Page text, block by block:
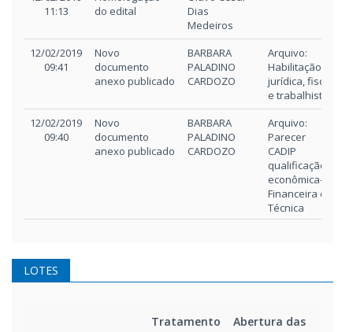
Hora
alteração
11:13
do edital
Dias
Medeiros
12/02/2019
09:41
Novo
documento
anexo publicado
BARBARA
PALADINO
CARDOZO
Arquivo:
Habilitação
jurídica, fiscal
e trabalhista
12/02/2019
09:40
Novo
documento
anexo publicado
BARBARA
PALADINO
CARDOZO
Arquivo:
Parecer
CADIP
qualificação
econômica-
Financeira e
Técnica
CARDOZO
Motivo:
LOTES
Tratamento
Abertura das